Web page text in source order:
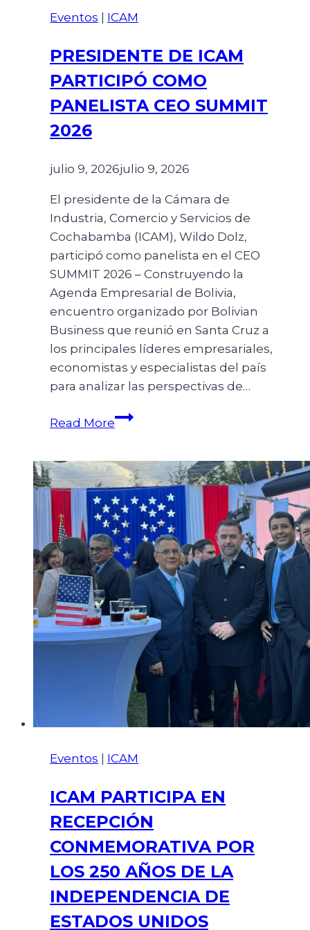
Eventos ICAM
PRESIDENTE DE ICAM
PARTICIPÓ COMO
PANELISTA CEO SUMMIT
2026
julio 9, 2026julio 9, 2026
El presidente de la Cámara de
Industria, Comercio y Servicios de
Cochabamba (ICAM), Wildo Dolz,
participó como panelista en el CEO
SUMMIT 2026 – Construyendo la
Agenda Empresarial de Bolivia,
encuentro organizado por Bolivian
Business que reunió en Santa Cruz a
los principales líderes empresariales,
economistas y especialistas del país
para analizar las perspectivas de…
Read More
Eventos ICAM
ICAM PARTICIPA EN
RECEPCIÓN
CONMEMORATIVA POR
LOS 250 AÑOS DE LA
INDEPENDENCIA DE
ESTADOS UNIDOS